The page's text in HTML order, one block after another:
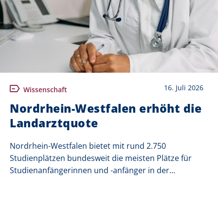
Wissenschaft 16. Juli 2026
Nordrhein-Westfalen erhöht die
Landarztquote
Nordrhein-Westfalen bietet mit rund 2.750
Studienplätzen bundesweit die meisten Plätze für
Studienanfängerinnen und -anfänger in der...